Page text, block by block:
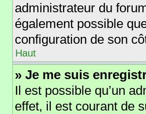
administrateur du
également possible
configuration de son
Haut
» Je me suis
Il est possible qu’un
effet, il est courant de